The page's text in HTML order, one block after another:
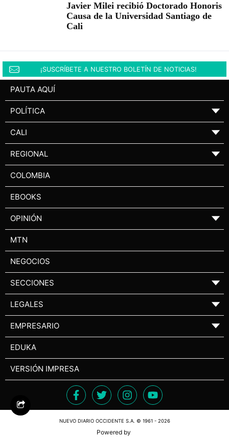
Javier Milei recibió Doctorado Honoris
Causa de la Universidad Santiago de
Cali
¡SUSCRÍBETE A NUESTRO BOLETÍN DE NOTICIAS!
PAUTA AQUÍ
POLÍTICA ▼
CALI ▼
REGIONAL ▼
COLOMBIA
EBOOKS
OPINIÓN ▼
MTN
NEGOCIOS
SECCIONES ▼
LEGALES ▼
EMPRESARIO ▼
EDUKA
VERSIÓN IMPRESA
NUEVO DIARIO OCCIDENTE S.A. © 1961 - 2026
Powered by